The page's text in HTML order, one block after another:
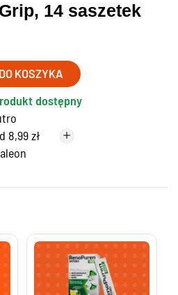
14 saszetek
DO KOSZYKA
dostępny
8,99 zł